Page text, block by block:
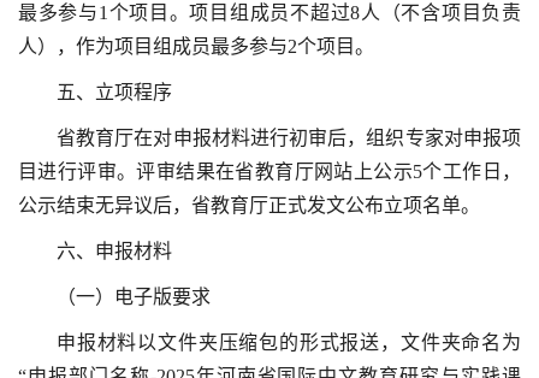
最多参与1个项目。项目组成员不超过8人（不含项目负责
人），作为项目组成员最多参与2个项目。
五、立项程序
省教育厅在对申报材料进行初审后，组织专家对申报项
目进行评审。评审结果在省教育厅网站上公示5个工作日，
公示结束无异议后，省教育厅正式发文公布立项名单。
六、申报材料
（一）电子版要求
申报材料以文件夹压缩包的形式报送，文件夹命名为